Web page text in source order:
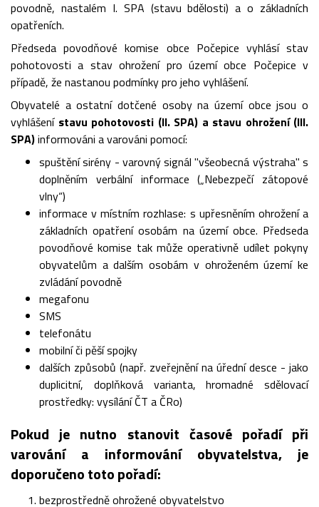
povodně, nastalém I. SPA (stavu bdělosti) a o základních
opatřeních.
Předseda povodňové komise obce Počepice vyhlásí stav
pohotovosti a stav ohrožení pro území obce Počepice v
případě, že nastanou podmínky pro jeho vyhlášení.
Obyvatelé a ostatní dotčené osoby na území obce jsou o
vyhlášení stavu pohotovosti (II. SPA) a stavu ohrožení (III.
SPA)informováni a varováni pomocí:
spuštění sirény - varovný signál "všeobecná výstraha" s
doplněním verbální informace („Nebezpečí zátopové
vlny“)
informace v místním rozhlase: s upřesněním ohrožení a
základních opatření osobám na území obce. Předseda
povodňové komise tak může operativně udílet pokyny
obyvatelům a dalším osobám v ohroženém území ke
zvládání povodně
megafonu
SMS
telefonátu
mobilní či pěší spojky
dalších způsobů (např. zveřejnění na úřední desce - jako
duplicitní, doplňková varianta, hromadné sdělovací
prostředky: vysílání ČT a ČRo)
Pokud je nutno stanovit časové pořadí při
varování a informování obyvatelstva, je
doporučeno toto pořadí:
bezprostředně ohrožené obyvatelstvo